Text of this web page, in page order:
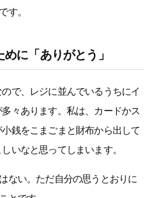
す。
に「ありがとう」
で、レジに並んでいるうちにイ
々あります。私は、カードかス
銭をこまごまと財布から出して
いなと思ってしまいます。
ない。ただ自分の思うとおりに